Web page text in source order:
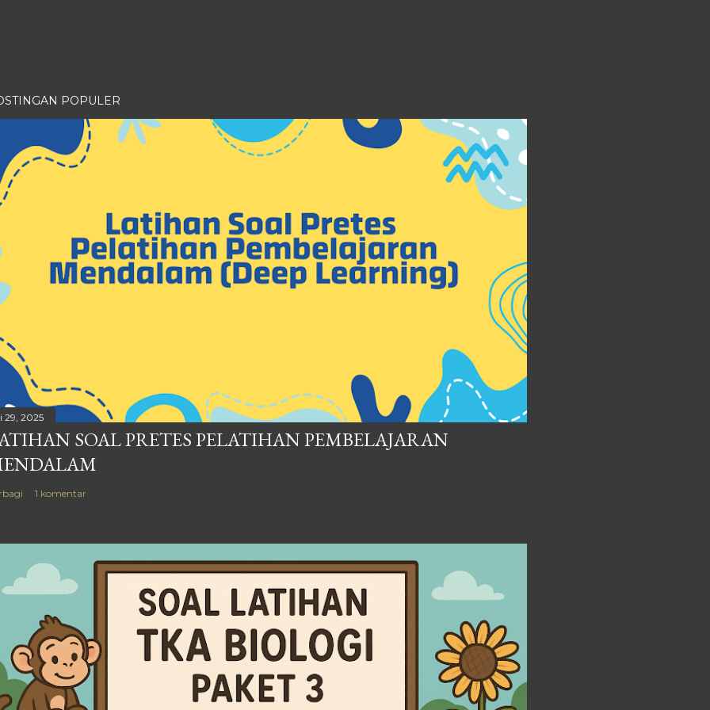
POPULER
29, 2025
SOAL PRETES PELATIHAN PEMBELAJARAN
1 komentar